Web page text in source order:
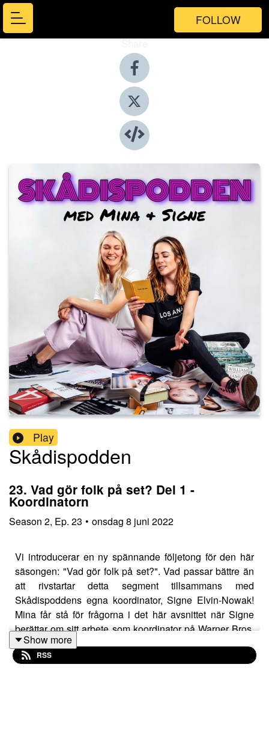
FOLLOW
Share
Play
Skådispodden
23. Vad gör folk på set? Del 1 -
Koordinatorn
Season 2, Ep. 23 • onsdag 8 juni 2022
Vi introducerar en ny spännande följetong för den här
säsongen: "Vad gör folk på set?". Vad passar bättre än
att rivstartar detta segment tillsammans med
Skådispoddens egna koordinator, Signe Elvin-Nowak!
Mina får stå för frågorna i det här avsnittet när Signe
berättar om sitt arbete som koordinator på Warner Bros,
Vad gör egentligen en koordinator, vad är skillnaden
mellan olika produktioner och hur hanterar man att
Show more
RSS